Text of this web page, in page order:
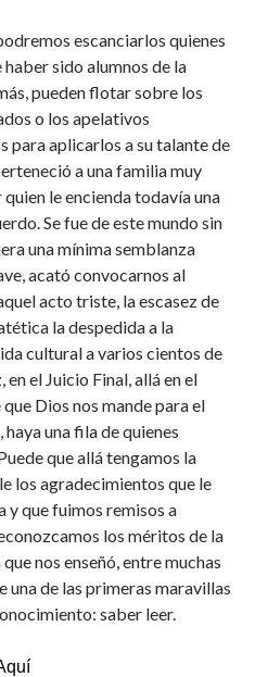
escanciarlos quienes
sido alumnos de la
pueden flotar sobre los
o los apelativos
para aplicarlos a su talante de
a una familia muy
le encienda todavía una
Se fue de este mundo sin
una mínima semblanza
acató convocarnos al
acto triste, la escasez de
la despedida a la
cultural a varios cientos de
el Juicio Final, allá en el
Dios nos mande para el
una fila de quienes
que allá tengamos la
los agradecimientos que le
y que fuimos remisos a
los méritos de la
nos enseñó, entre muchas
una de las primeras maravillas
saber leer.